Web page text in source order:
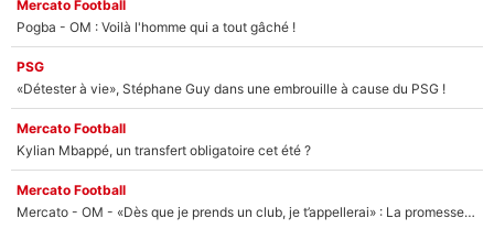
Mercato Football
Pogba - OM : Voilà l'homme qui a tout gâché !
PSG
«Détester à vie», Stéphane Guy dans une embrouille à cause du PSG !
Mercato Football
Kylian Mbappé, un transfert obligatoire cet été ?
Mercato Football
Mercato - OM - «Dès que je prends un club, je t’appellerai» : La promesse de Marcelino au moment de claquer la porte